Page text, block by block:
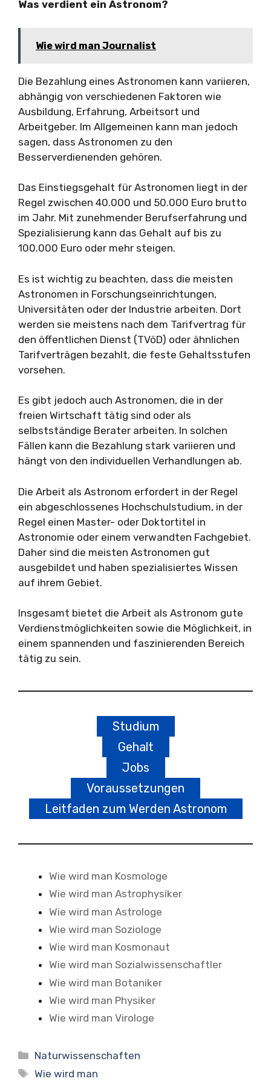
Was verdient ein Astronom?
Wie wird man Journalist
Die Bezahlung eines Astronomen kann variieren,
abhängig von verschiedenen Faktoren wie
Ausbildung, Erfahrung, Arbeitsort und
Arbeitgeber. Im Allgemeinen kann man jedoch
sagen, dass Astronomen zu den
Besserverdienenden gehören.
Das Einstiegsgehalt für Astronomen liegt in der
Regel zwischen 40.000 und 50.000 Euro brutto
im Jahr. Mit zunehmender Berufserfahrung und
Spezialisierung kann das Gehalt auf bis zu
100.000 Euro oder mehr steigen.
Es ist wichtig zu beachten, dass die meisten
Astronomen in Forschungseinrichtungen,
Universitäten oder der Industrie arbeiten. Dort
werden sie meistens nach dem Tarifvertrag für
den öffentlichen Dienst (TVöD) oder ähnlichen
Tarifverträgen bezahlt, die feste Gehaltsstufen
vorsehen.
Es gibt jedoch auch Astronomen, die in der
freien Wirtschaft tätig sind oder als
selbstständige Berater arbeiten. In solchen
Fällen kann die Bezahlung stark variieren und
hängt von den individuellen Verhandlungen ab.
Die Arbeit als Astronom erfordert in der Regel
ein abgeschlossenes Hochschulstudium, in der
Regel einen Master- oder Doktortitel in
Astronomie oder einem verwandten Fachgebiet.
Daher sind die meisten Astronomen gut
ausgebildet und haben spezialisiertes Wissen
auf ihrem Gebiet.
Insgesamt bietet die Arbeit als Astronom gute
Verdienstmöglichkeiten sowie die Möglichkeit, in
einem spannenden und faszinierenden Bereich
tätig zu sein.
Studium
Gehalt
Jobs
Voraussetzungen
Leitfaden zum Werden Astronom
Wie wird man Kosmologe
Wie wird man Astrophysiker
Wie wird man Astrologe
Wie wird man Soziologe
Wie wird man Kosmonaut
Wie wird man Sozialwissenschaftler
Wie wird man Botaniker
Wie wird man Physiker
Wie wird man Virologe
Kategorien
Naturwissenschaften
Schlagwörter
Wie wird man